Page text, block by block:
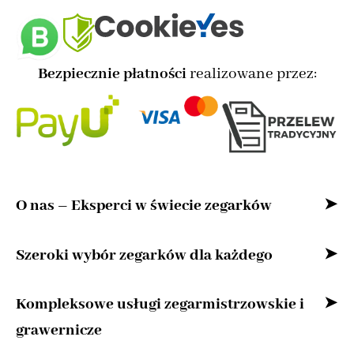
Bezpiecznie płatnościrealizowane przez:
O nas – Eksperci w świecie zegarków
Witaj w naszym sklepie internetowym –
zegarków oraz osobach, które cenią precyzję,
niezawodną jakość i ponadczasową klasykę.
Szeroki wybór zegarków dla każdego
Bez względu na to, czy szukasz zegarka
klasycznego, nowoczesnego zegarka
Kompleksowe usługi zegarmistrzowskie i
grawernicze